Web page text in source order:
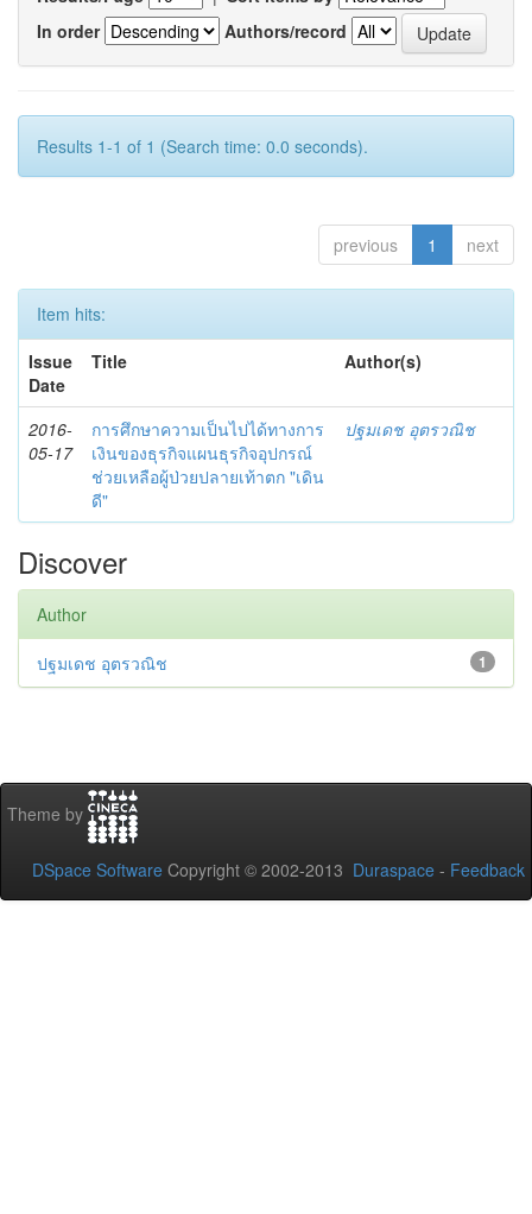
In order
Authors/record
Results 1-1 of 1 (Search time: 0.0 seconds).
previous 1 next
Item hits:
Issue
Date
Title Author(s)
2016-
05-17
การศึกษาความเป็นไปได้ทางการ
เงินของธุรกิจแผนธุรกิจอุปกรณ์
ช่วยเหลือผู้ป่วยปลายเท้าตก "เดิน
ดี"
ปฐมเดช อุตรวณิช
Discover
Author
1
ปฐมเดช อุตรวณิช
Theme by
DSpace Software Copyright © 2002-2013 Duraspace - Feedback